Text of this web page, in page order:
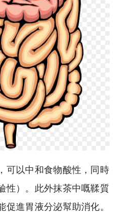
可以中和食物酸性，同時
性）。此外抹茶中嘅鞣質
進胃液分泌幫助消化。